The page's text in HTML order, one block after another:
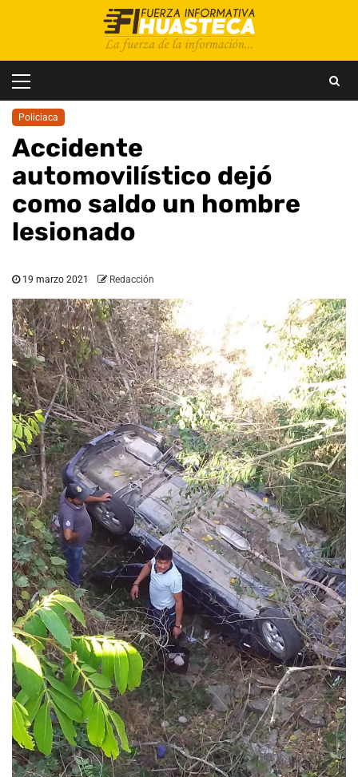
principal
Policiaca
Accidente
automovilístico dejó
como saldo un hombre
lesionado
19 marzo 2021 Redacción